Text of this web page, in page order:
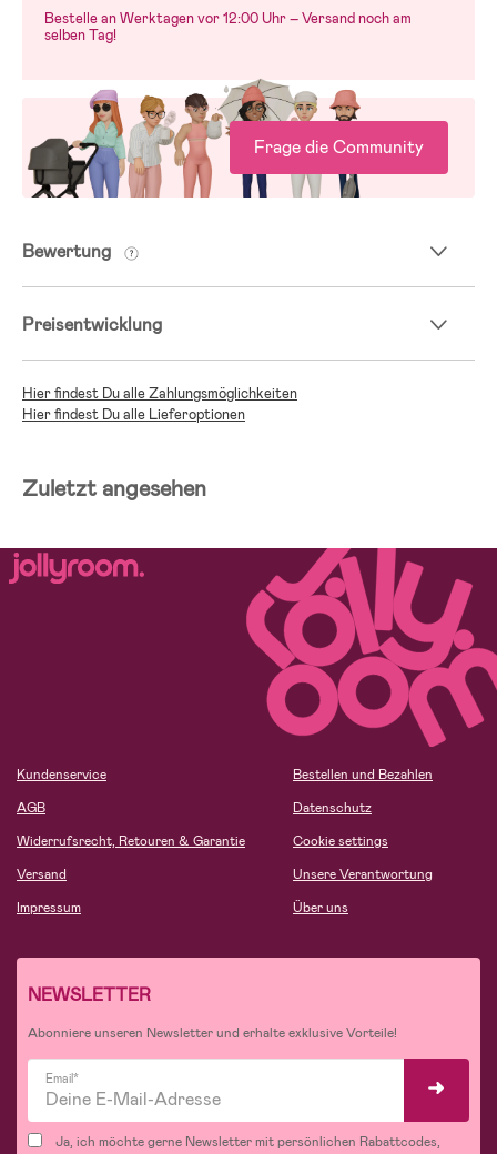
Bestelle an Werktagen vor 12:00 Uhr – Versand noch am
selben Tag!
Frage die Community
Bewertung
Preisentwicklung
Hier findest Du alle Zahlungsmöglichkeiten
Hier findest Du alle Lieferoptionen
Zuletzt angesehen
Kundenservice
AGB
Widerrufsrecht, Retouren & Garantie
Versand
Impressum
Bestellen und Bezahlen
Datenschutz
Cookie settings
Unsere Verantwortung
Über uns
NEWSLETTER
Abonniere unseren Newsletter und erhalte exklusive Vorteile!
Email*
Ja, ich möchte gerne Newsletter mit persönlichen Rabattcodes,